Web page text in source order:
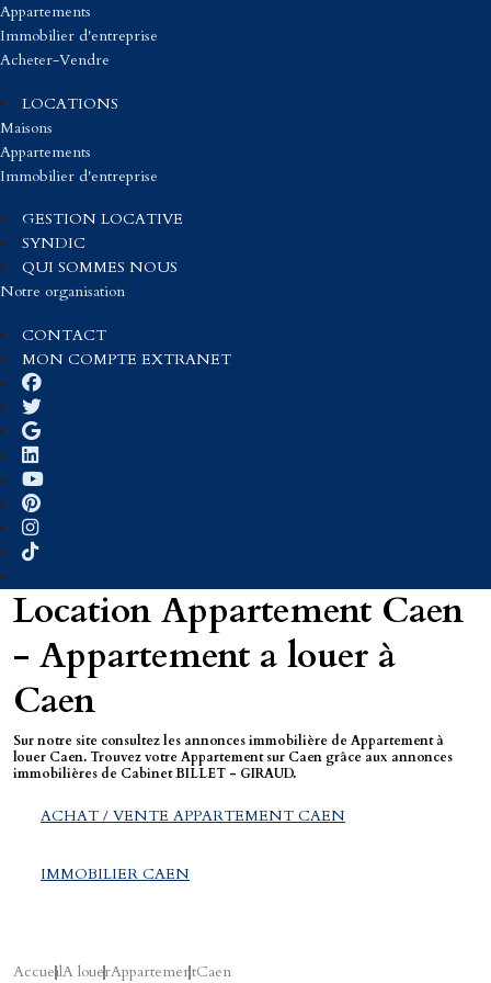
Appartements
Immobilier d'entreprise
Acheter-Vendre
LOCATIONS
Maisons
Appartements
Immobilier d'entreprise
GESTION LOCATIVE
SYNDIC
QUI SOMMES NOUS
Notre organisation
CONTACT
MON COMPTE EXTRANET
Location Appartement Caen
- Appartement a louer à
Caen
Sur notre site consultez les annonces immobilière de Appartement à
louer Caen. Trouvez votre Appartement sur Caen grâce aux annonces
immobilières de Cabinet BILLET - GIRAUD.
ACHAT / VENTE APPARTEMENT CAEN
IMMOBILIER CAEN
AccueilA louerAppartementCaen